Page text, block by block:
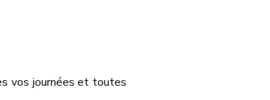
vos journées et toutes